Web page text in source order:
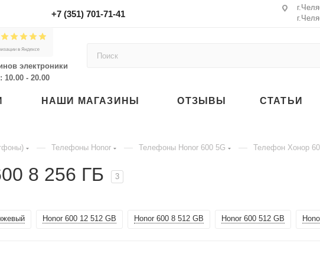
+7 (351) 701-71-41
электроники
10.00 - 20.00
НАШИ МАГАЗИНЫ ОТЗЫВЫ СТАТЬИ
— Телефоны Honor — Телефоны Honor 600 5G — Телефон Хонор
8 256 ГБ 3
Honor 600 12 512 GB Honor 600 8 512 GB Honor 600 512 GB